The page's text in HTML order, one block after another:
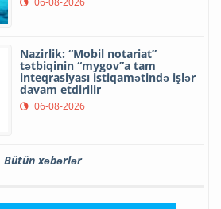
Nazirlik: “Mobil notariat”
tətbiqinin “mygov”a tam
inteqrasiyası istiqamətində işlər
davam etdirilir
06-08-2026
Bütün xəbərlər